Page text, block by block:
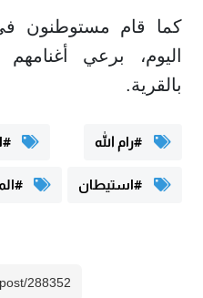
كما قام مستوطنون
اليوم، برعي
بالقرية.
#رام الله
#استيطان